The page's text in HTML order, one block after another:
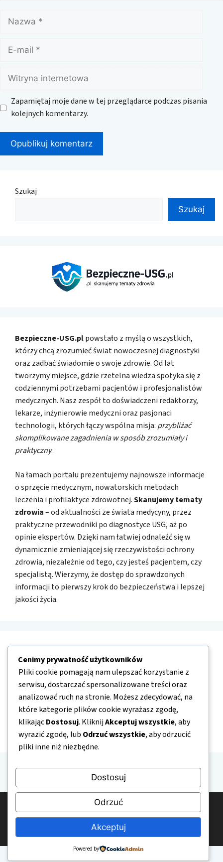
Nazwa
mail
Witryna
internetowa
Zapamiętaj moje dane w tej przeglądarce podczas pisania
kolejnych komentarzy.
Szukaj
Szukaj
Bezpieczne-USG.plpowstało z myślą o wszystkich,
którzy chcą zrozumieć świat nowoczesnej diagnostyki
oraz zadbać świadomie o swoje zdrowie. Od lat
tworzymy miejsce, gdzie rzetelna wiedza spotyka się z
codziennymi potrzebami pacjentów i profesjonalistów
medycznych. Nasz zespół to doświadczeni redaktorzy,
lekarze, inżynierowie medyczni oraz pasjonaci
technologii, których łączy wspólna misja: przybliżać
skomplikowane zagadnienia w sposób zrozumiały i
praktyczny.
Na łamach portalu prezentujemy najnowsze informacje
o sprzęcie medycznym, nowatorskich metodach
leczenia i profilaktyce zdrowotnej.Skanujemy tematy
zdrowia– od aktualności ze świata medycyny, przez
praktyczne przewodniki po diagnostyce USG, aż po
opinie ekspertów. Dzięki nam łatwiej odnaleźć się w
dynamicznie zmieniającej się rzeczywistości ochrony
zdrowia, niezależnie od tego, czy jesteś pacjentem, czy
specjalistą. Wierzymy, że dostęp do sprawdzonych
informacji to pierwszy krok do bezpieczeństwa i lepszej
jakości życia.
O nas
Kontakt
Mapa strony
Polityka prywatności
© 2026 Bezpieczne-USG.pl
Polityka prywatnościRegulamin
Cenimy prywatność użytkowników
Pliki cookie pomagają nam ulepszać korzystanie z
serwisu, dostarczać spersonalizowane treści oraz
analizować ruch na stronie. Możesz zdecydować, na
które kategorie plików cookie wyrażasz zgodę,
klikającDostosuj. KliknijAkceptuj wszystkie, aby
wyrazić zgodę, lub Odrzuć wszystkie, aby odrzucić
pliki inne niż niezbędne.
Dostosuj
Odrzuć
Akceptuj
Powered by